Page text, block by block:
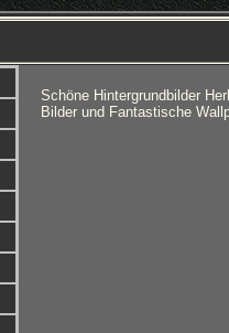
Schöne Hintergrundbilder
Bilder und Fantastische